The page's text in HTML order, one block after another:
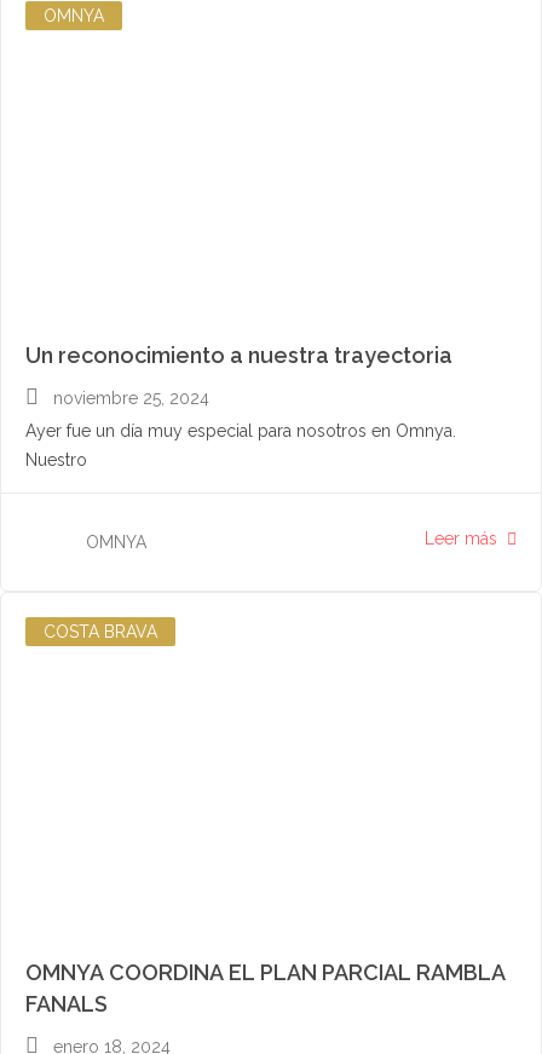
OMNYA
Un reconocimiento a nuestra trayectoria
noviembre 25, 2024
Ayer fue un día muy especial para nosotros en Omnya.
Nuestro
OMNYA Leer más
COSTA BRAVA
OMNYA COORDINA EL PLAN PARCIAL RAMBLA
FANALS
enero 18, 2024